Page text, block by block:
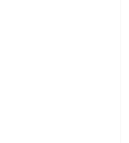
hvězdiček.
hvězdiček.